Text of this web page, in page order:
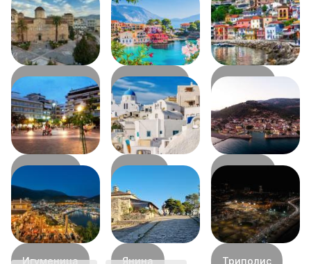
(Лариса)
0км
Кефалония
7км
93 119
Игуменица Янина Триполис